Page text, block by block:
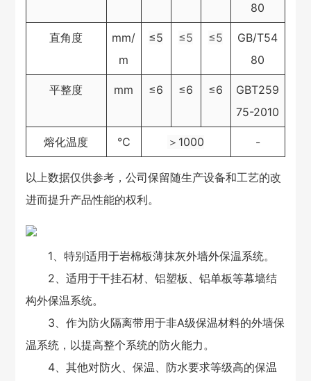
80
直角度
mm/
m
≤5 ≤5 ≤5
GB/T54
80
平整度 mm ≤6 ≤6 ≤6
GBT259
75-2010
熔化温度 ℃ ＞1000 -
以上数据仅供参考，公司保留随生产设备和工艺的改
进而提升产品性能的权利。
1、特别适用于岩棉板薄抹灰外墙外保温系统。
2、适用于干挂石材、铝塑板、铝单板等幕墙结
构外保温系统。
3、作为防火隔离带用于非A级保温材料的外墙保
温系统，以提高整个系统的防火能力。
4、其他对防火、保温、防水要求等级高的保温